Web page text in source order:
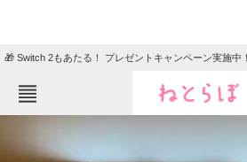
🎁 Switch 2もあたる！ プレゼントキャンペーン実施中！